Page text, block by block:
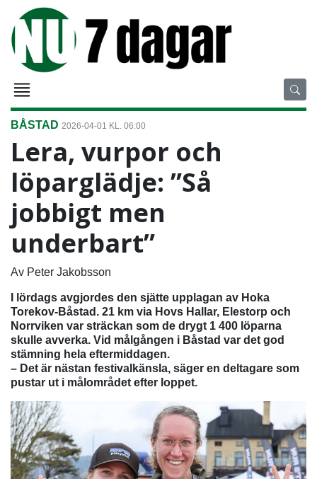
BÅSTAD 2026-04-01 KL. 06:00
Lera, vurpor och
löparglädje: ”Så
jobbigt men
underbart”
Av Peter Jakobsson
I lördags avgjordes den sjätte upplagan av Hoka
Torekov-Båstad. 21 km via Hovs Hallar, Elestorp och
Norrviken var sträckan som de drygt 1 400 löparna
skulle avverka. Vid målgången i Båstad var det god
stämning hela eftermiddagen.
– Det är nästan festivalkänsla, säger en deltagare som
pustar ut i målområdet efter loppet.